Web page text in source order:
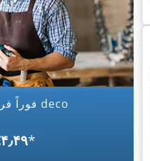
فوراً فروش deco
‎€۴٫۴۹*